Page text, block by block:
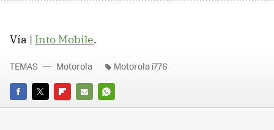
Vía | Into Mobile.
FACEBOOK
TWITTERFLIPBOARD
E-
WHATSAPP
TEMAS Motorola Motorola i776